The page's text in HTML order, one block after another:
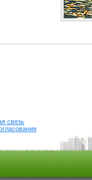
связь